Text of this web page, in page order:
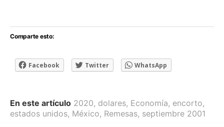
Comparte esto:
Facebook Twitter WhatsApp
En este artículo 2020, dolares, Economía, encorto,
estados unidos, México, Remesas, septiembre 2001